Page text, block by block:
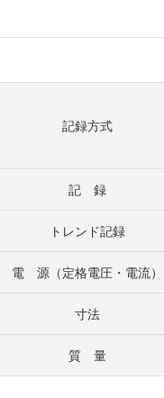
記録方式
記 録
トレンド記録
電 源（定格電圧・電流）
寸法
質 量